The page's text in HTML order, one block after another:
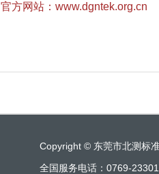
官方网站：www.dgntek.org.cn
Copyright © 东莞市北测标
全国服务电话：0769-